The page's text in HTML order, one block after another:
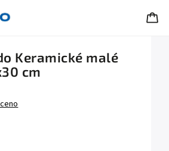
Keramické malé
cm